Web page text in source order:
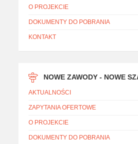
O PROJEKCIE
DOKUMENTY DO POBRANIA
KONTAKT
NOWE ZAWODY - NOWE
AKTUALNOŚCI
ZAPYTANIA OFERTOWE
O PROJEKCIE
DOKUMENTY DO POBRANIA